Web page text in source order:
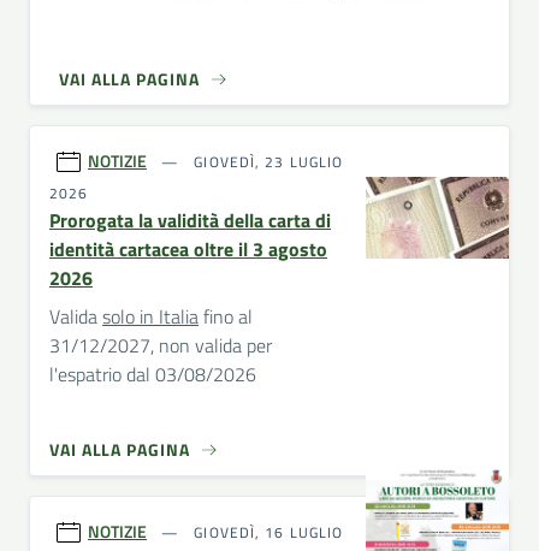
VAI ALLA PAGINA
NOTIZIE
GIOVEDÌ, 23 LUGLIO
2026
Prorogata la validità della carta di
identità cartacea oltre il 3 agosto
2026
Validasolo in Italiafino al
31/12/2027, non valida per
l'espatrio dal 03/08/2026
VAI ALLA PAGINA
NOTIZIE
GIOVEDÌ, 16 LUGLIO